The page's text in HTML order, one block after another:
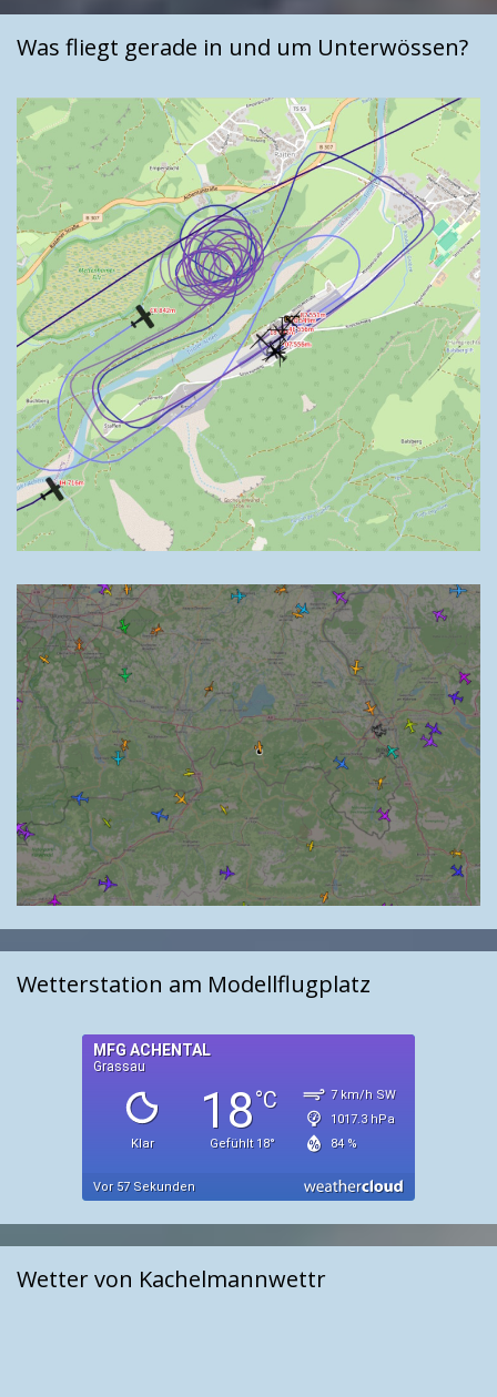
Was fliegt gerade in und um Unterwössen?
Wetterstation am Modellflugplatz
Wetter von Kachelmannwettr